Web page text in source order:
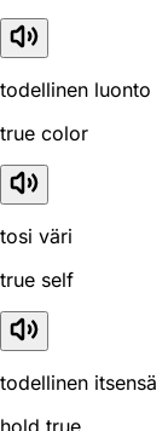
todellinen luonto
true color
tosi väri
true self
todellinen itsensä
hold true